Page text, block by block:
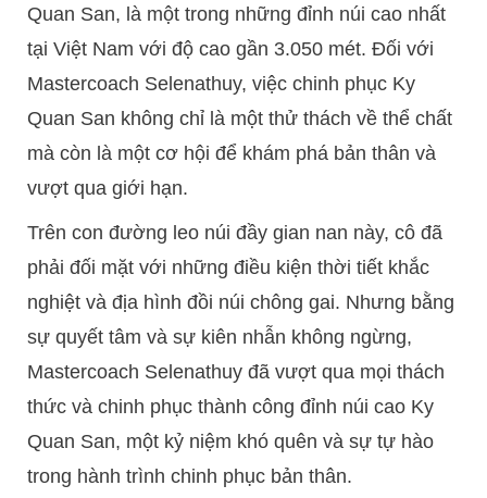
Quan San, là một trong những đỉnh núi cao nhất
tại Việt Nam với độ cao gần 3.050 mét. Đối với
Mastercoach Selenathuy, việc chinh phục Ky
Quan San không chỉ là một thử thách về thể chất
mà còn là một cơ hội để khám phá bản thân và
vượt qua giới hạn.
Trên con đường leo núi đầy gian nan này, cô đã
phải đối mặt với những điều kiện thời tiết khắc
nghiệt và địa hình đồi núi chông gai. Nhưng bằng
sự quyết tâm và sự kiên nhẫn không ngừng,
Mastercoach Selenathuy đã vượt qua mọi thách
thức và chinh phục thành công đỉnh núi cao Ky
Quan San, một kỷ niệm khó quên và sự tự hào
trong hành trình chinh phục bản thân.